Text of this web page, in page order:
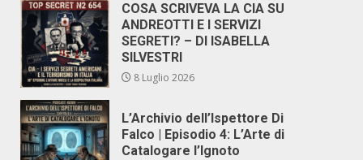
COSA SCRIVEVA LA CIA SU
ANDREOTTI E I SERVIZI
SEGRETI? – DI ISABELLA
SILVESTRI
8 Luglio 2026
L’Archivio dell’Ispettore Di
Falco | Episodio 4: L’Arte di
Catalogare l’Ignoto